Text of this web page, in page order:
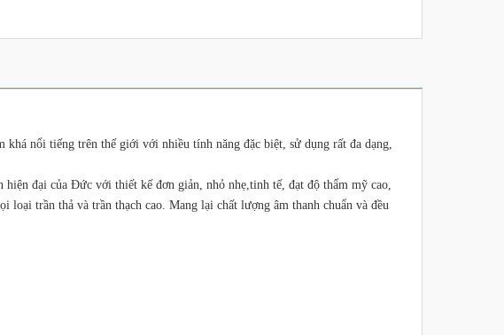
khá nổi tiếng trên thế giới với nhiều tính năng đặc biệt, sử dụng rất đa dạng,
hiện đại của Đức với thiết kế đơn giản, nhỏ nhẹ,tinh tế, đạt độ thẩm mỹ cao,
trần thả và trần thạch cao. Mang lại chất lượng âm thanh chuẩn và đều